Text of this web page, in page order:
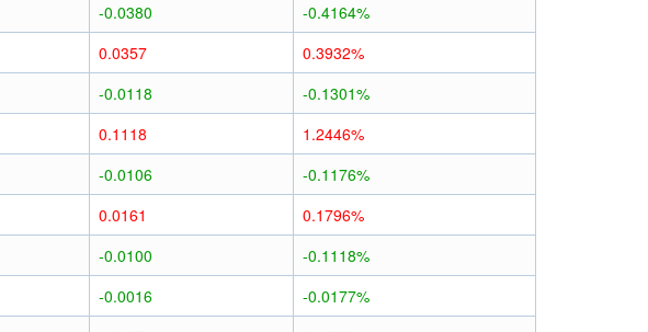
-0.0380
-0.4164%
0.0357
0.3932%
-0.0118
-0.1301%
0.1118
1.2446%
-0.0106
-0.1176%
0.0161
0.1796%
-0.0100
-0.1118%
-0.0016
-0.0177%